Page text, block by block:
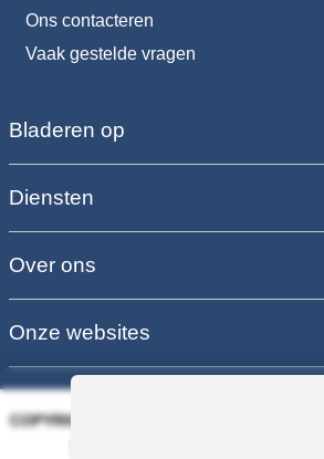
Ons contacteren
Vaak gestelde vragen
Bladeren op
Diensten
Over ons
Onze websites
COPYRIGHT 2006 - 2025 - EQUIRODI SAS